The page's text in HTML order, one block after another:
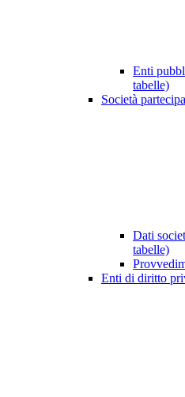
Enti
tabelle)
Società
Dati
tabelle)
Enti di diritto